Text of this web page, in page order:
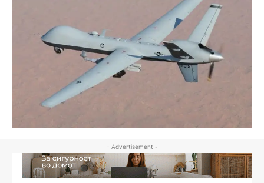
- Advertisement -